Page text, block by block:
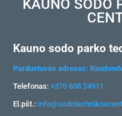
KAUNO SODO
Kauno sodo parko
Parduotuvės adresas:
Telefonas:+370 608 24911
El.pšt.: